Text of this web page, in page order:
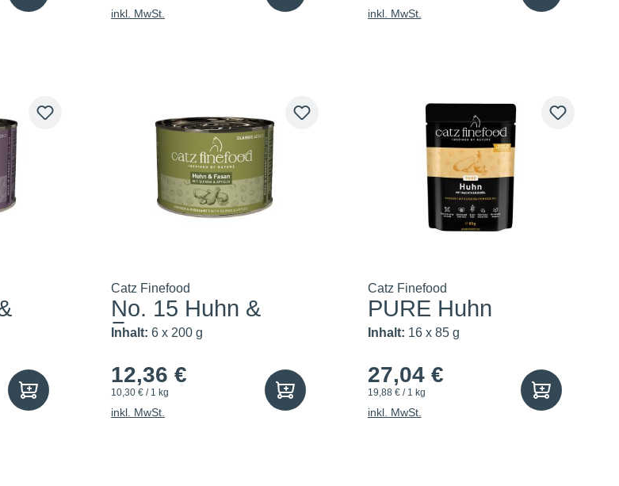
inkl. MwSt. inkl. MwSt.
Catz Finefood
No. 15 Huhn &
Fasan
Inhalt: 6 x 200 g
12,36 €
10,30 € / 1 kg
inkl. MwSt.
Catz Finefood
PURE Huhn
Inhalt: 16 x 85 g
27,04 €
19,88 € / 1 kg
inkl. MwSt.